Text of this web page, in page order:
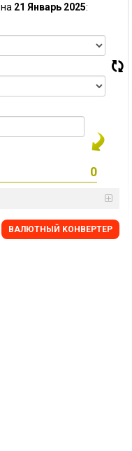
на 21 Январь 2025:
BАЛЮТНЫЙ KОНВЕРТЕР